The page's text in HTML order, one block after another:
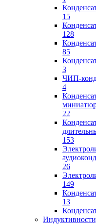
15
128
85
3
ЧИП-
4
22
153
26
149
13